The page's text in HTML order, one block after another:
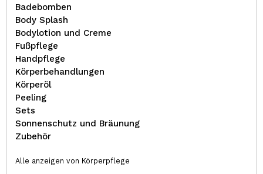
Badebomben
Body Splash
Bodylotion und Creme
Fußpflege
Handpflege
Körperbehandlungen
Körperöl
Peeling
Sets
Sonnenschutz und Bräunung
Zubehör
Alle anzeigen von Körperpflege